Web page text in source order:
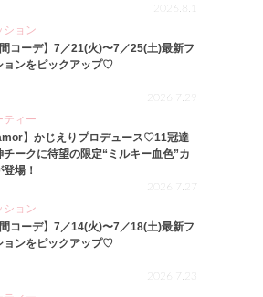
2026.8.1
ション
間コーデ】7／21(火)〜7／25(土)最新フ
ョンをピックアップ♡
2026.7.29
ティー
】かじえりプロデュース♡11冠達
チークに待望の限定“ミルキー血色”カ
場！
2026.7.27
ション
間コーデ】7／14(火)〜7／18(土)最新フ
ョンをピックアップ♡
2026.7.23